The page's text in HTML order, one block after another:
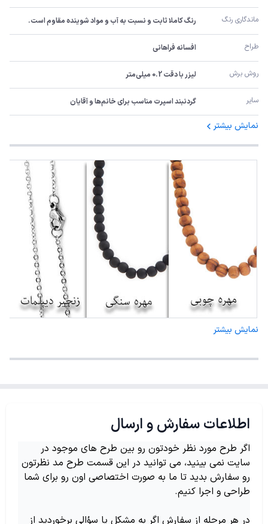
ماندگاری رنگ رنگ کاملا ثابت و نسبت به آب و مواد شوینده مقاوم است.
طراح افسانه فراهانی
روش برش لیزر با دقت 0.2 میلی‌متر
سایر گردنبند اسپرت مناسب برای خانم‌ها و آقایان
نمایش بیشتر
نمایش بیشتر
اطلاعات سفارش و ارسال
اگر طرح مورد نظر خودتون رو بین طرح های موجود در
سایت نمی بینید، می توانید در این قسمت طرح مد نظرتون
رو سفارش بدید تا ما به صورت اختصاصی اون رو برای شما
طراحی و اجرا کنیم.
در هر مرحله از سفارش اگر به مشکل یا سؤالی برخوردید از